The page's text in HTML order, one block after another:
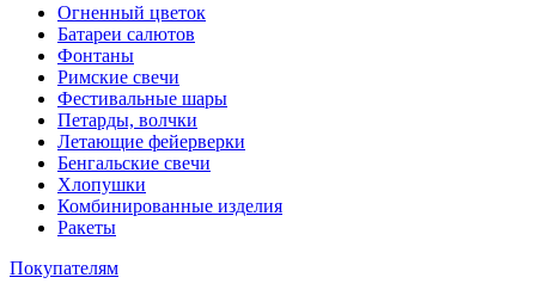
Огненный цветок
Батареи салютов
Фонтаны
Римские свечи
Фестивальные шары
Петарды, волчки
Летающие фейерверки
Бенгальские свечи
Хлопушки
Комбинированные изделия
Ракеты
Покупателям